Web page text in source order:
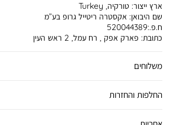
משלוחים
החלפות והחזרות
ארץ ייצור: טורקיה, Turkey
שם היבואן: אקסטרה ריטייל גרופ בע”מ
ח.פ.:520044389
כתובת: פארק אפק , רח עמל, 2 ראש העין